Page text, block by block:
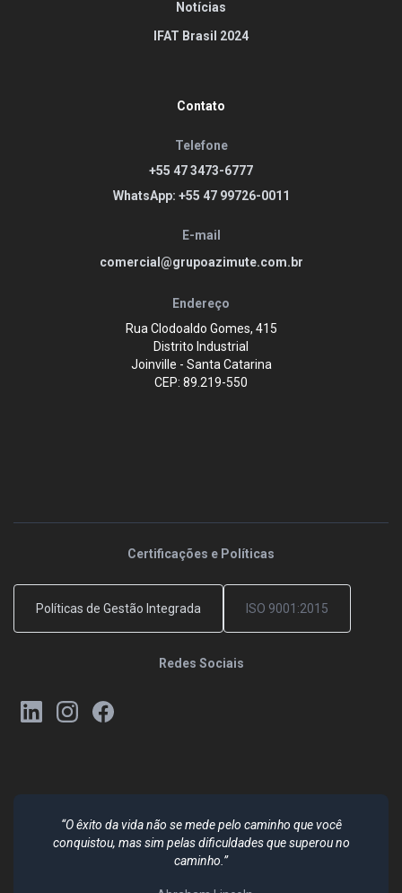
Notícias
IFAT Brasil 2024
Contato
Telefone
+55 47 3473-6777
WhatsApp: +55 47 99726-0011
E-mail
comercial@grupoazimute.com.br
Endereço
Rua Clodoaldo Gomes, 415
Distrito Industrial
Joinville - Santa Catarina
CEP: 89.219-550
Certificações e Políticas
Políticas de Gestão Integrada ISO 9001:2015
Redes Sociais
“O êxito da vida não se mede pelo caminho que você
conquistou, mas sim pelas dificuldades que superou no
caminho.”